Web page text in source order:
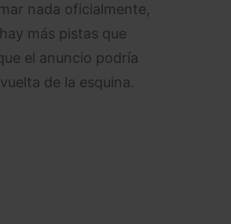
nada oficialmente,
más pistas que
el anuncio podría
de la esquina.